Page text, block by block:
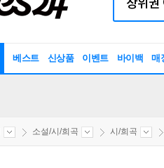
베스트 신상품 이벤트 바이백 매
소설/시/희곡 시/희곡